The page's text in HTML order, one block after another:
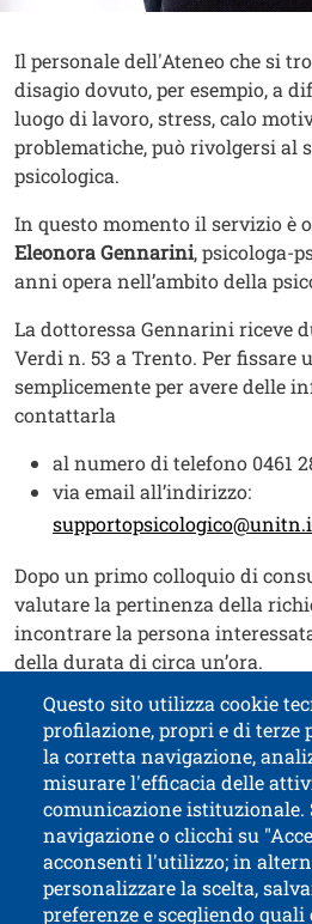
Contenuto
Testo
Il personale dell'Ateneo che si
disagio dovuto, per esempio, a
luogo di lavoro, stress, calo
problematiche, può rivolgersi al
psicologica.
In questo momento il servizio è
Eleonora Gennarini, psicologa-
anni opera nell’ambito della
La dottoressa Gennarini riceve
Verdi n. 53 a Trento. Per fissare
semplicemente per avere delle
contattarla
al numero di telefono 0461
via email all’indirizzo:
Dopo un primo colloquio di
valutare la pertinenza della
incontrare la persona
della durata di circa un’ora.
Contatti
Titolo contatti
Questo sito utilizza cookie
profilazione, propri e di terze
la corretta navigazione,
misurare l'efficacia delle
comunicazione istituzionale.
navigazione o clicchi su
acconsenti l'utilizzo; in
personalizzare la scelta,
preferenze e scegliendo
Università di
via Calepina, 14 - I-
P.IVA-C.F.